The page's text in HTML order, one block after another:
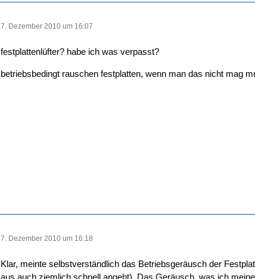
7. Dezember 2010 um 16:07
festplattenlüfter? habe ich was verpasst?
betriebsbedingt rauschen festplatten, wenn man das nicht mag
7. Dezember 2010 um 16:18
Klar, meinte selbstverständlich das Betriebsgeräusch der
aus auch ziemlich schnell angeht). Das Geräusch, was ich